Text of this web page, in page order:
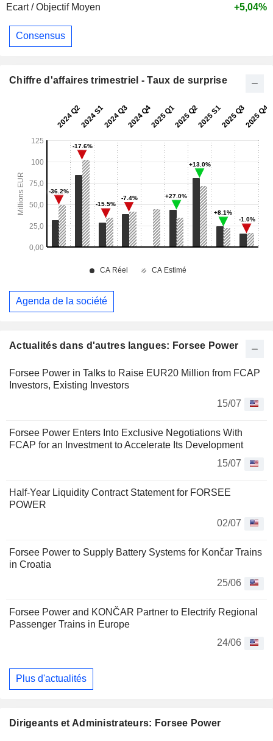
Actualités dans d'autres langues: Forsee Power
Forsee Power in Talks to Raise EUR20 Million from FCAP
Investors, Existing Investors
15/07
Forsee Power Enters Into Exclusive Negotiations With
FCAP for an Investment to Accelerate Its Development
15/07
Half-Year Liquidity Contract Statement for FORSEE
POWER
02/07
Forsee Power to Supply Battery Systems for Končar Trains
in Croatia
25/06
Forsee Power and KONČAR Partner to Electrify Regional
Passenger Trains in Europe
24/06
Plus d'actualités
Dirigeants et Administrateurs: Forsee Power
Ecart / Objectif Moyen
+5,04%
Consensus
Chiffre d'affaires trimestriel - Taux de surprise
Agenda de la société